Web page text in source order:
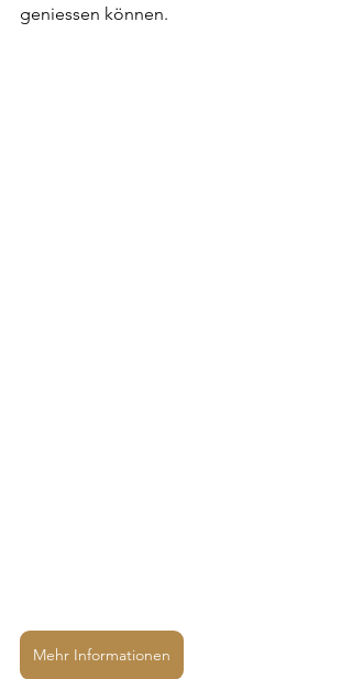
geniessen können.
Mehr Informationen